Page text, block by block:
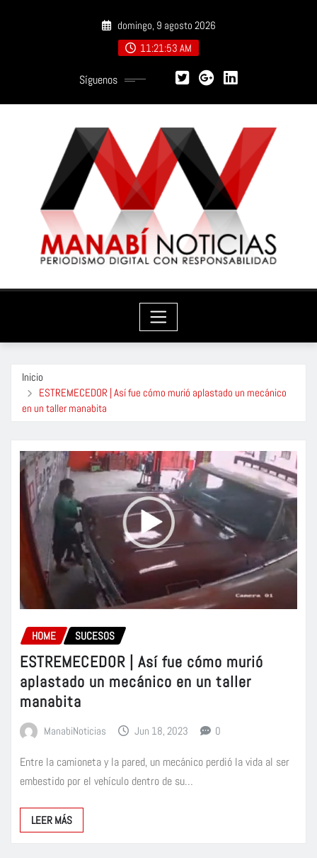
domingo, 9 agosto 2026
11:21:54 AM
Síguenos
Inicio
ESTREMECEDOR | Así fue cómo murió aplastado un mecánico
en un taller manabita
HOME SUCESOS
ESTREMECEDOR | Así fue cómo murió
aplastado un mecánico en un taller
manabita
ManabiNoticias Jun 18, 2023 0
Entre la camioneta y la pared, un mecánico perdió la vida al ser
embestido por el vehículo dentro de su…
LEER MÁS